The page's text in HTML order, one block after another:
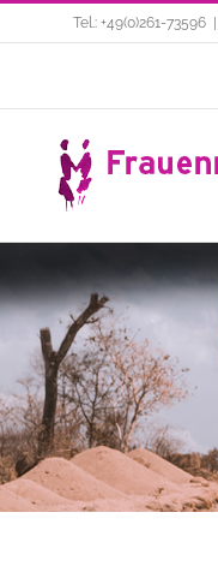
springen
Tel.: +49(0)261-73596